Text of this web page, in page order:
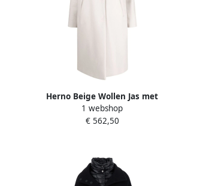
Herno Beige Wollen Jas met
Afneembare Bib Beige Dames
1 webshop
€ 562,50